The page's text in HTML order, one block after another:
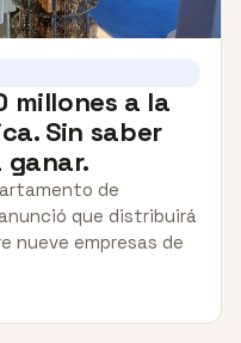
millones a la
Sin saber
ganar.
de
que distribuirá
nueve empresas de